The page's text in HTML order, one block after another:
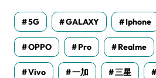
5G GALAXY Iphone
OPPO Pro Realme
Vivo 一加 三星